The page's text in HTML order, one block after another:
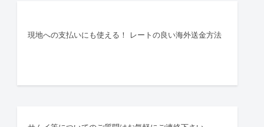
現地への支払いにも使える！ レートの良い海外送金方法